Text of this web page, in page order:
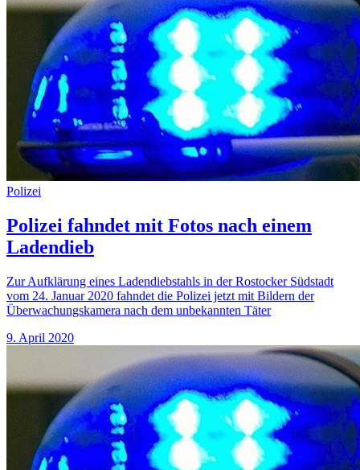
Polizei
Polizei fahndet mit Fotos nach einem
Ladendieb
Zur Aufklärung eines Ladendiebstahls in der Rostocker Südstadt
vom 24. Januar 2020 fahndet die Polizei jetzt mit Bildern der
Überwachungskamera nach dem unbekannten Täter
9. April 2020